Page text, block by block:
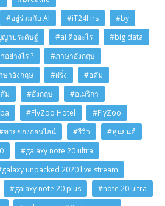
#อยู่ร่วมกับ AI #iT24Hrs
#by
าประดิษฐ์ #ai คืออะไร
#big data
ย่างไร ?
#ภาษาอังกฤษ
าอังกฤษ #ฝรั่ง
#อดัม
ม #อังกฤษ
#อเมริกา
#FlyZoo Hotel
#FlyZoo
ขายของออนไลน์ #รีวิว
#หุ่นยนต์
#galaxy note 20 ultra
unpacked 2020 live stream
#galaxy note 20 plus
#note 20 ultra